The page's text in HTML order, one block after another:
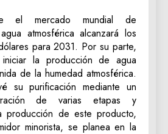
el mercado mundial de
atmosférica alcanzará los
para 2031. Por su parte,
la producción de agua
de la humedad atmosférica.
su purificación mediante un
de varias etapas y
producción de este producto,
minorista, se planea en la